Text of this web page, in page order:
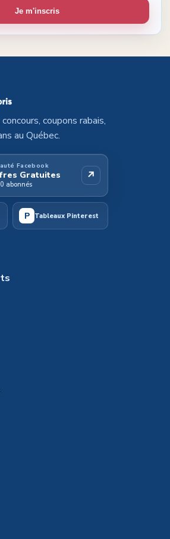
Je m'inscris
coupons rabais,
au Québec.
Facebook
Gratuites
abonnés
↗
P Tableaux Pinterest